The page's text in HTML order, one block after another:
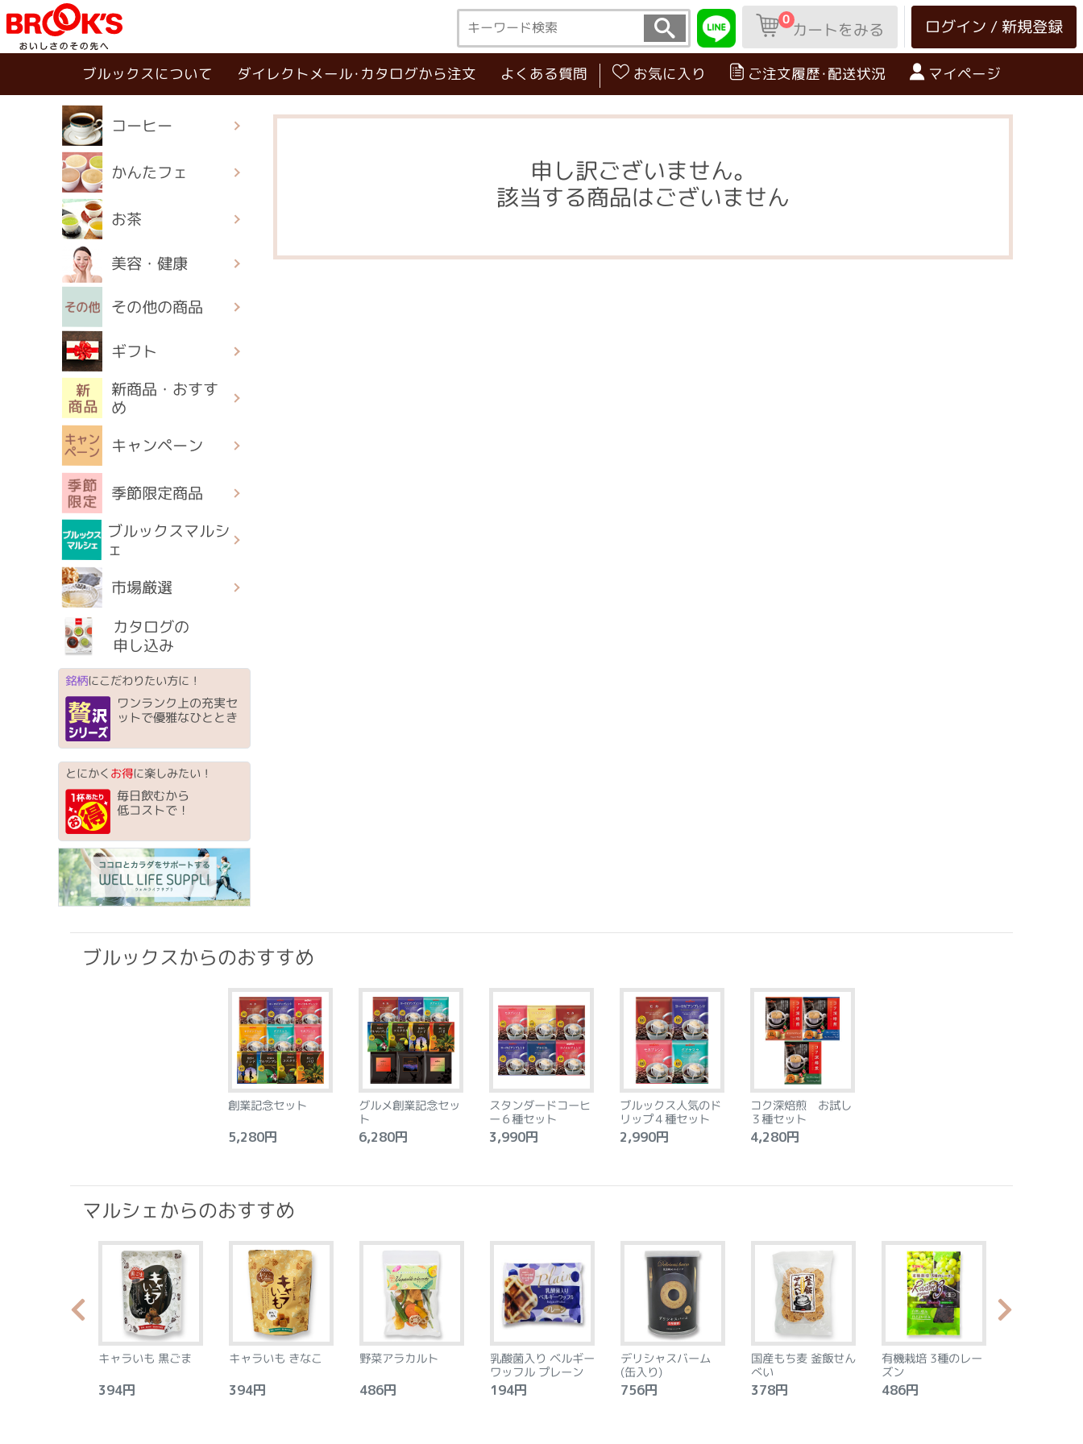
ログイン / 新規登録
0カートをみる
ブルックスについて ダイレクトメール･カタログから注文 よくある質問 お気に入り ご注文履歴･配送状況 マイページ
コーヒー
かんたフェ
お茶
美容・健康
その他の商品
ギフト
新商品・おすす
め
キャンペーン
季節限定商品
ブルックスマルシ
ェ
市場厳選
カタログの
申し込み
銘柄にこだわりたい方に！
ワンランク上の充実セ
ットで優雅なひととき
とにかくお得に楽しみたい！
毎日飲むから
低コストで！
申し訳ございません。
該当する商品はございません
ブルックスからのおすすめ
創業記念セット
5,280円
グルメ創業記念セッ
ト
6,280円
スタンダードコーヒ
ー６種セット
3,990円
ブルックス人気のド
リップ４種セット
2,990円
コク深焙煎 お試し
３種セット
4,280円
マルシェからのおすすめ
キャラいも 黒ごま
394円
キャラいも きなこ
394円
野菜アラカルト
486円
乳酸菌入り ベルギー
ワッフル プレーン
194円
デリシャスバーム
(缶入り)
756円
国産もち麦 釜飯せん
べい
378円
有機栽培 3種のレー
ズン
486円